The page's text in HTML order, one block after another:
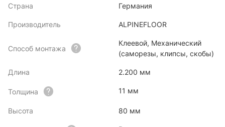
Страна Германия
Производитель ALPINEFLOOR
Способ монтажа
Клеевой, Механический
(саморезы, клипсы, скобы)
Длина 2.200 мм
Толщина 11 мм
Высота 80 мм